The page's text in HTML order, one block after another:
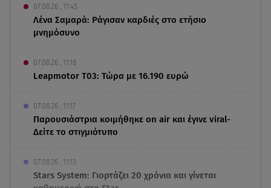
07.08.26 , 11:45
Λένα Σαμαρά: Ράγισαν καρδιές στο ετήσιο
μνημόσυνο
07.08.26 , 11:18
Leapmotor T03: Τώρα με 16.190 ευρώ
07.08.26 , 11:17
Παρουσιάστρια κοιμήθηκε on air και έγινε viral-
Δείτε το στιγμιότυπο
07.08.26 , 11:13
Stars System: Γιορτάζει 20 χρόνια και γίνεται